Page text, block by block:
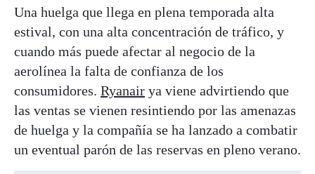
Una huelga que llega en plena temporada alta
estival, con una alta concentración de tráfico, y
cuando más puede afectar al negocio de la
aerolínea la falta de confianza de los
consumidores. Ryanair ya viene advirtiendo que
las ventas se vienen resintiendo por las amenazas
de huelga y la compañía se ha lanzado a combatir
un eventual parón de las reservas en pleno verano.